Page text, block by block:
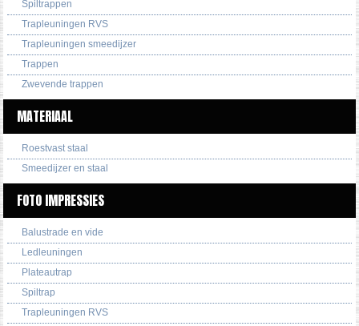
Spiltrappen
Trapleuningen RVS
Trapleuningen smeedijzer
Trappen
Zwevende trappen
MATERIAAL
Roestvast staal
Smeedijzer en staal
FOTO IMPRESSIES
Balustrade en vide
Ledleuningen
Plateautrap
Spiltrap
Trapleuningen RVS